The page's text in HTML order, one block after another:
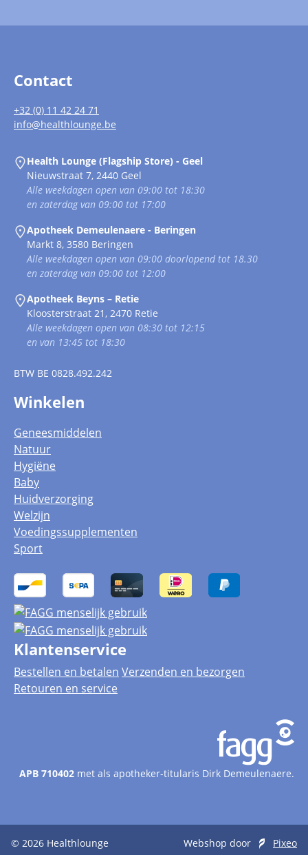
Contact
+32 (0) 11 42 24 71
info@healthlounge.be
Health Lounge (Flagship Store) - Geel
Nieuwstraat 7, 2440 Geel
Alle weekdagen open van 09:00 tot 18:30
en zaterdag van 09:00 tot 17:00
Apotheek Demeulenaere - Beringen
Markt 8, 3580 Beringen
Alle weekdagen open van 09:00 doorlopend tot 18.30
en zaterdag van 09:00 tot 12:00
Apotheek Beyns – Retie
Kloosterstraat 21, 2470 Retie
Alle weekdagen open van 08:30 tot 12:15
en van 13:45 tot 18:30
BTW BE 0828.492.242
Winkelen
Geneesmiddelen
Natuur
Hygiëne
Baby
Huidverzorging
Welzijn
Voedingssupplementen
Sport
Klantenservice
Bestellen en betalen Verzenden en bezorgen
Retouren en service
APB 710402 met als apotheker-titularis Dirk Demeulenaere.
© 2026 Healthlounge Webshop door Pixeo